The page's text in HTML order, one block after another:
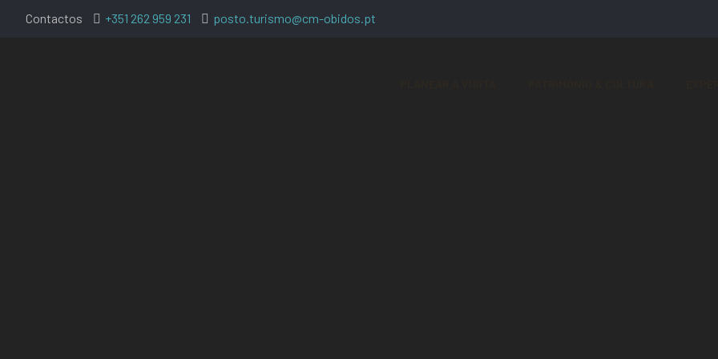
Contactos +351 262 959 231 posto.turismo@cm-obidos.pt